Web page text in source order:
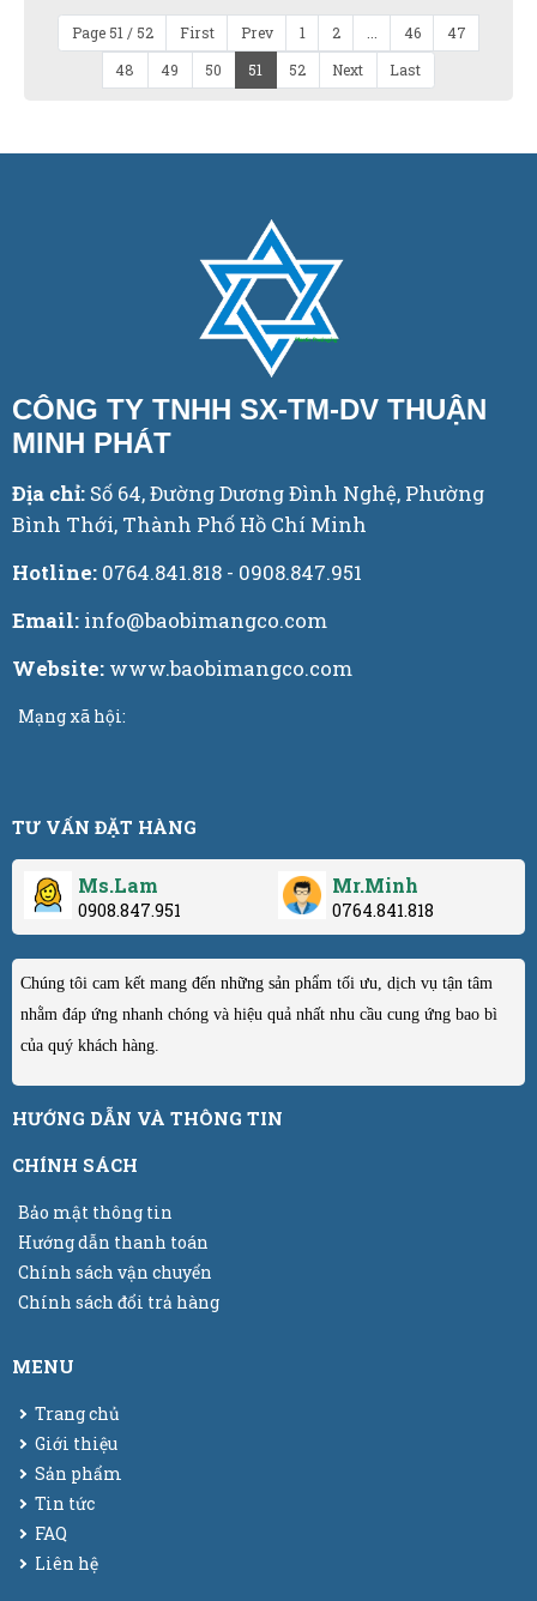
Page 51 / 52 First Prev 1 2 ... 46
47
48
49 50 51 52 Next Last
CÔNG TY TNHH SX-TM-DV THUẬN
MINH PHÁT
Địa chỉ: Số 64, Đường Dương Đình Nghệ, Phường
Bình Thới, Thành Phố Hồ Chí Minh
Hotline: 0764.841.818 - 0908.847.951
Email: info@baobimangco.com
Website: www.baobimangco.com
Mạng xã hội:
TƯ VẤN ĐẶT HÀNG
Ms.Lam
0908.847.951
Mr.Minh
0764.841.818
Chúng tôi cam kết mang đến những sản phẩm tối ưu, dịch vụ tận tâm
nhằm đáp ứng nhanh chóng và hiệu quả nhất nhu cầu cung ứng bao bì
của quý khách hàng.
HƯỚNG DẪN VÀ THÔNG TIN
CHÍNH SÁCH
Bảo mật thông tin
Hướng dẫn thanh toán
Chính sách vận chuyển
Chính sách đổi trả hàng
MENU
Trang chủ
Giới thiệu
Sản phẩm
Tin tức
FAQ
Liên hệ